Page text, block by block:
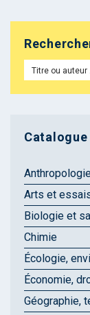
Catalogue
Arts et
Biologie et
Chimie
Écologie,
Économie,
Géographie,